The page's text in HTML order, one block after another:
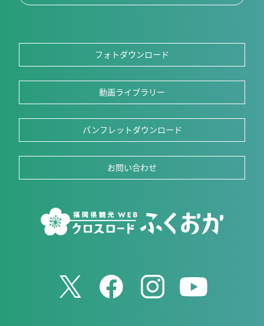
フォトダウンロード
動画ライブラリー
パンフレットダウンロード
お問い合わせ